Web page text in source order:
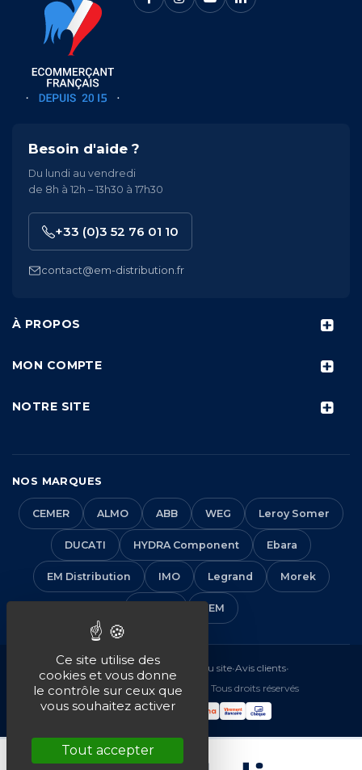
À PROPOS
MON COMPTE
NOTRE SITE
Besoin d'aide ?
Du lundi au vendredi
de 8h à 12h – 13h30 à 17h30
+33 (0)3 52 76 01 10
contact@em-distribution.fr
NOS MARQUES
CEMER ALMO ABB WEG Leroy Somer
DUCATI HYDRA Component Ebara
EM Distribution IMO Legrand Morek
VEM
Mentions légales•CGV Plan du site•Avis clients•
© 2016-2026 EM Distribution - Tous droits réservés
Ce site utilise des
cookies et vous donne
le contrôle sur ceux que
vous souhaitez activer
Tout accepter